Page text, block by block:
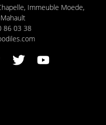
Immeuble Moede,
86 03 38